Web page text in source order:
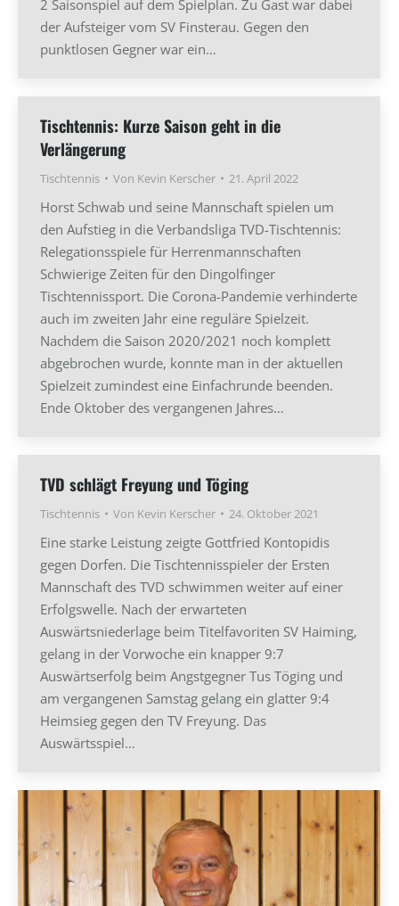
2 Saisonspiel auf dem Spielplan. Zu Gast war dabei
der Aufsteiger vom SV Finsterau. Gegen den
punktlosen Gegner war ein…
Tischtennis: Kurze Saison geht in die
Verlängerung
Tischtennis Von Kevin Kerscher 21. April 2022
Horst Schwab und seine Mannschaft spielen um
den Aufstieg in die Verbandsliga TVD-Tischtennis:
Relegationsspiele für Herrenmannschaften
Schwierige Zeiten für den Dingolfinger
Tischtennissport. Die Corona-Pandemie verhinderte
auch im zweiten Jahr eine reguläre Spielzeit.
Nachdem die Saison 2020/2021 noch komplett
abgebrochen wurde, konnte man in der aktuellen
Spielzeit zumindest eine Einfachrunde beenden.
Ende Oktober des vergangenen Jahres…
TVD schlägt Freyung und Töging
Tischtennis Von Kevin Kerscher 24. Oktober 2021
Eine starke Leistung zeigte Gottfried Kontopidis
gegen Dorfen. Die Tischtennisspieler der Ersten
Mannschaft des TVD schwimmen weiter auf einer
Erfolgswelle. Nach der erwarteten
Auswärtsniederlage beim Titelfavoriten SV Haiming,
gelang in der Vorwoche ein knapper 9:7
Auswärtserfolg beim Angstgegner Tus Töging und
am vergangenen Samstag gelang ein glatter 9:4
Heimsieg gegen den TV Freyung. Das
Auswärtsspiel…